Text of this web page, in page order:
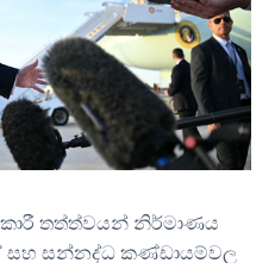
තත්ත්වයන් නිර්මාණය
සහ සන්නද්ධ කණ්ඩායම්වල